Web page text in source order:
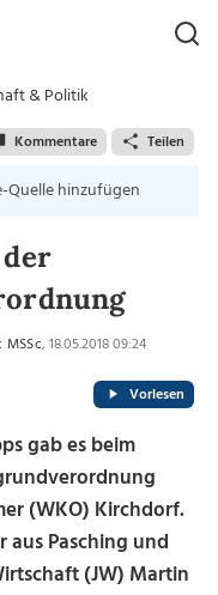
& Politik
Kommentare Teilen
Quelle hinzufügen
MSSc, 18.05.2018 09:24
Vorlesen
gab es beim
(WKO) Kirchdorf.
aus Pasching und
(JW) Martin